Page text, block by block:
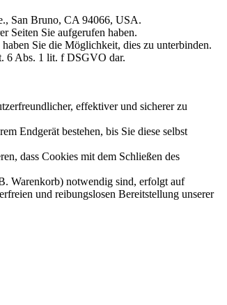
San Bruno, CA 94066, USA.
Seiten Sie aufgerufen haben.
Sie die Möglichkeit, dies zu unterbinden.
6 Abs. 1 lit. f DSGVO dar.
effektiver und sicherer zu
Endgerät bestehen, bis Sie diese selbst
dass Cookies mit dem Schließen des
Warenkorb) notwendig sind, erfolgt auf
und reibungslosen Bereitstellung unserer